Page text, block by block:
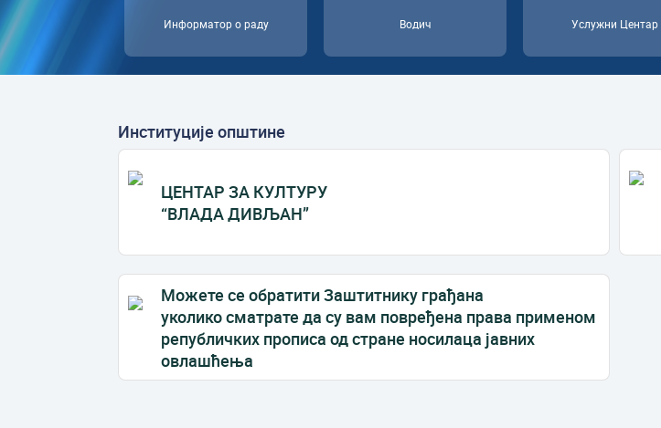
Информатор о раду Водич Услужни Центар
Институције општине
ЦЕНТАР ЗА КУЛТУРУ
“ВЛАДА ДИВЉАН”
Mожете се обратити Заштитнику грађана
уколико сматрате да су вам повређена права применом
републичких прописа од стране носилаца јавних
овлашћења